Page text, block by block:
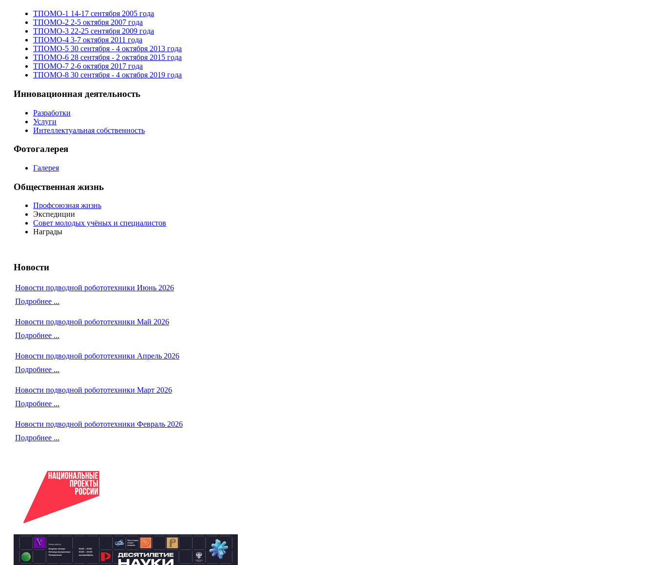
ТПОМО-1 14-17 сентября 2005 года
ТПОМО-2 2-5 октября 2007 года
ТПОМО-3 22-25 сентября 2009 года
ТПОМО-4 3-7 октября 2011 года
ТПОМО-5 30 сентября - 4 октября 2013 года
ТПОМО-6 28 сентября - 2 октября 2015 года
ТПОМО-7 2-6 октября 2017 года
ТПОМО-8 30 сентября - 4 октября 2019 года
Инновационная деятельность
Разработки
Услуги
Интеллектуальная собственность
Фотогалерея
Галерея
Общественная жизнь
Профсоюзная жизнь
Экспедиции
Совет молодых учёных и специалистов
Награды
Новости
Новости подводной робототехники Июнь 2026
Подробнее ...
Новости подводной робототехники Май 2026
Подробнее ...
Новости подводной робототехники Апрель 2026
Подробнее ...
Новости подводной робототехники Март 2026
Подробнее ...
Новости подводной робототехники Февраль 2026
Подробнее ...